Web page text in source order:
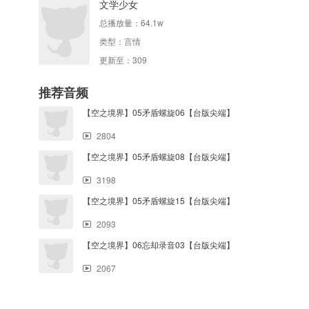
文学少女
总播放量： 64.1w
类型： 言情
更新至：309
推荐音频
【空之境界】05矛盾螺旋06【台版尖端】
2804
【空之境界】05矛盾螺旋08【台版尖端】
3198
【空之境界】05矛盾螺旋15【台版尖端】
2093
【空之境界】06忘却录音03【台版尖端】
2067